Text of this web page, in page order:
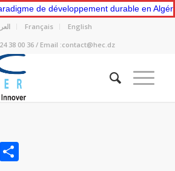
de développement durable en Algérie:
Français
English
38 00 36 / Email :contact@hec.dz
Partager